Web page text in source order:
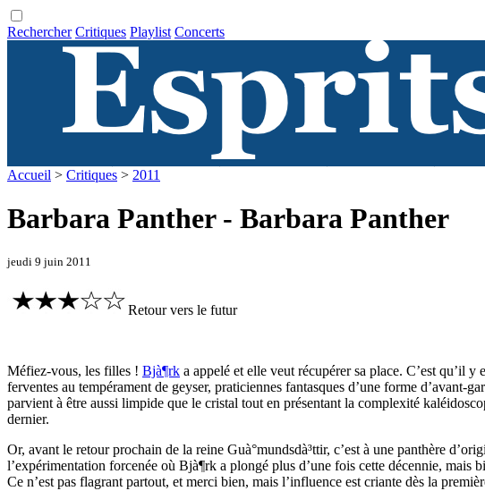
Rechercher Critiques Playlist Concerts
Accueil > Critiques > 2011
Barbara Panther - Barbara Panther
jeudi 9 juin 2011
Retour vers le futur
Méfiez-vous, les filles ! Bjà¶rk a appelé et elle veut récupérer sa place. C’est qu’il
ferventes au tempérament de geyser, praticiennes fantasques d’une forme d’avant-
parvient à être aussi limpide que le cristal tout en présentant la complexité
dernier.
Or, avant le retour prochain de la reine Guà°mundsdà³ttir, c’est à une panthère
l’expérimentation forcenée où Bjà¶rk a plongé plus d’une fois cette décennie, mais
Ce n’est pas flagrant partout, et merci bien, mais l’influence est criante dès la